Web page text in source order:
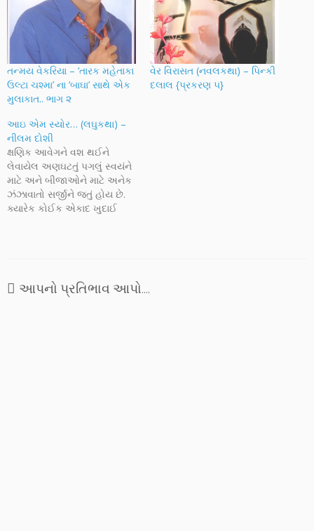
તન્મય વેકરિયા – ‘તારક મહેતાકા
ઉલ્ટા ચશ્મા’ ના ‘બાઘા’ સાથે એક
મુલાકાત.. ભાગ ૨
વેર વિરાસત (નવલકથા) – પિન્કી
દલાલ {પ્રકરણ ૫}
આઇ એમ સ્યોર… (લઘુકથા) –
નીલમ દોશી
ક્ષણિક આવેગને વશ થઈને
લેવાયેલ અણઘટતું પગલું સ્વયંને
માટે અને બીજાઓને માટે અનેક
ઝંઝાવાતો સર્જીને જતું હોય છે.
ક્યારેક કોઈક એકાદ ખુદાઈ
કૃતિઓ અક્ષરનાદ પર પ્રસ્તુત
કરવાનો આનંદ અદકેરો છે.
આપનો પ્રતિભાવ આપો....